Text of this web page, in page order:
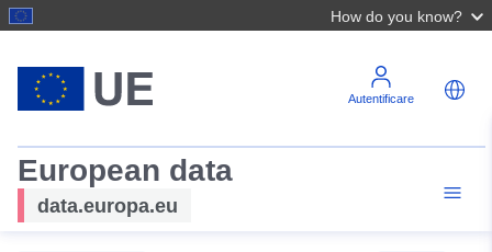
How do you know?
Autentificare
European data
data.europa.eu